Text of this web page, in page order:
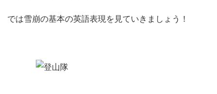
では雪崩の基本の英語表現を見ていきましょう！